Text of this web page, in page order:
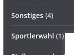
Sonstiges(4)
Sportlerwahl (1)